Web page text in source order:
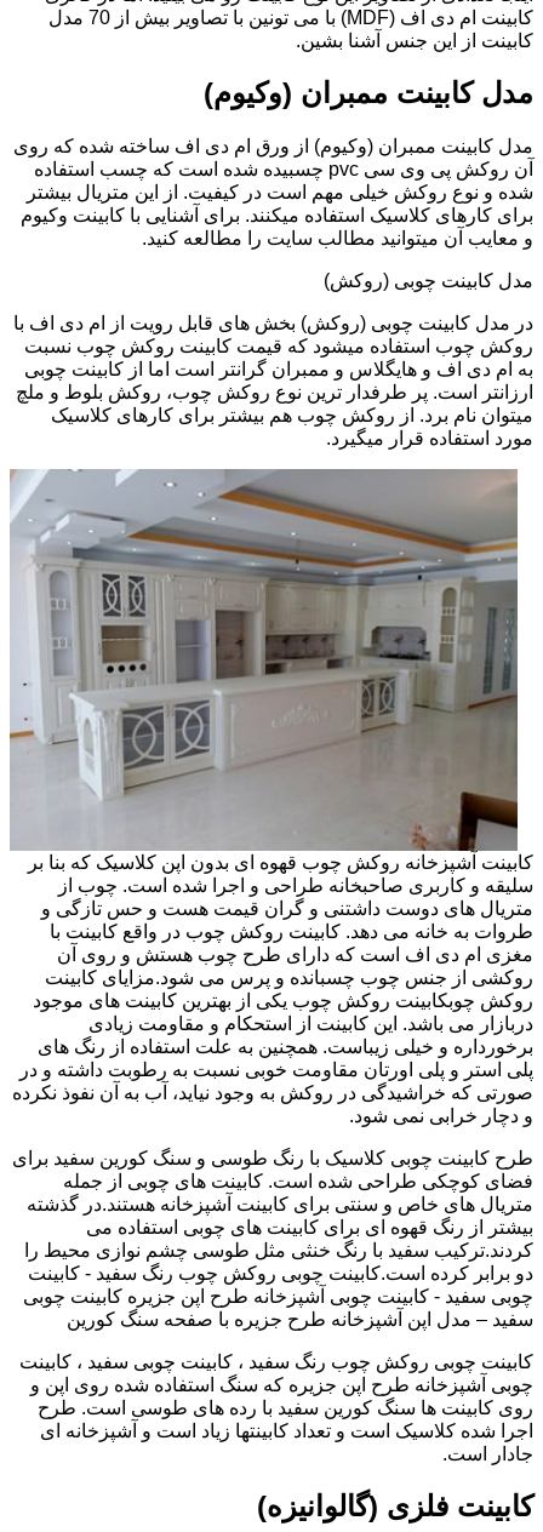
کابینت ام دی اف (MDF) با می تونین با تصاویر بیش از 70 مدل
کابینت از این جنس آشنا بشین.
مدل کابینت ممبران (وکیوم)
مدل کابینت ممبران (وکیوم) از ورق ام دی اف ساخته شده که روی
آن روکش پی وی سی pvc چسبیده شده است که چسب استفاده
شده و نوع روکش خیلی مهم است در کیفیت. از این متریال بیشتر
برای کارهای کلاسیک استفاده میکنند. برای آشنایی با کابینت وکیوم
و معایب آن میتوانید مطالب سایت را مطالعه کنید.
مدل کابینت چوبی (روکش)
در مدل کابینت چوبی (روکش) بخش های قابل رویت از ام دی اف با
روکش چوب استفاده میشود که قیمت کابینت روکش چوب نسبت
به ام دی اف و هایگلاس و ممبران گرانتر است اما از کابینت چوبی
ارزانتر است. پر طرفدار ترین نوع روکش چوب، روکش بلوط و ملچ
میتوان نام برد. از روکش چوب هم بیشتر برای کارهای کلاسیک
مورد استفاده قرار میگیرد.
کابینت آشپزخانه روکش چوب قهوه ای بدون اپن کلاسیک که بنا بر
سلیقه و کاربری صاحبخانه طراحی و اجرا شده است. چوب از
متریال های دوست داشتنی و گران قیمت هست و حس تازگی و
طروات به خانه می دهد. کابینت روکش چوب در واقع کابینت با
مغزی ام دی اف است که دارای طرح چوب هستش و روی آن
روکشی از جنس چوب چسبانده و پرس می شود.مزایای کابینت
روکش چوبکابینت روکش چوب یکی از بهترین کابینت های موجود
دربازار می باشد. این کابینت از استحکام و مقاومت زیادی
برخورداره و خیلی زیباست. همچنین به علت استفاده از رنگ های
پلی استر و پلی اورتان مقاومت خوبی نسبت به رطوبت داشته و در
صورتی که خراشیدگی در روکش به وجود نیاید، آب به آن نفوذ نکرده
و دچار خرابی نمی شود.
طرح کابینت چوبی کلاسیک با رنگ طوسی و سنگ کورین سفید برای
فضای کوچکی طراحی شده است. کابینت های چوبی از جمله
متریال های خاص و سنتی برای کابینت آشپزخانه هستند.در گذشته
بیشتر از رنگ قهوه ای برای کابینت های چوبی استفاده می
کردند.ترکیب سفید با رنگ خنثی مثل طوسی چشم نوازی محیط را
دو برابر کرده است.کابینت چوبی روکش چوب رنگ سفید - کابینت
چوبی سفید - کابینت چوبی آشپزخانه طرح اپن جزیره کابینت چوبی
سفید – مدل اپن آشپزخانه طرح جزیره با صفحه سنگ کورین
کابینت چوبی روکش چوب رنگ سفید ، کابینت چوبی سفید ، کابینت
چوبی آشپزخانه طرح اپن جزیره که سنگ استفاده شده روی اپن و
روی کابینت ها سنگ کورین سفید با رده های طوسی است. طرح
اجرا شده کلاسیک است و تعداد کابینتها زیاد است و آشپزخانه ای
جادار است.
کابینت فلزی (گالوانیزه)